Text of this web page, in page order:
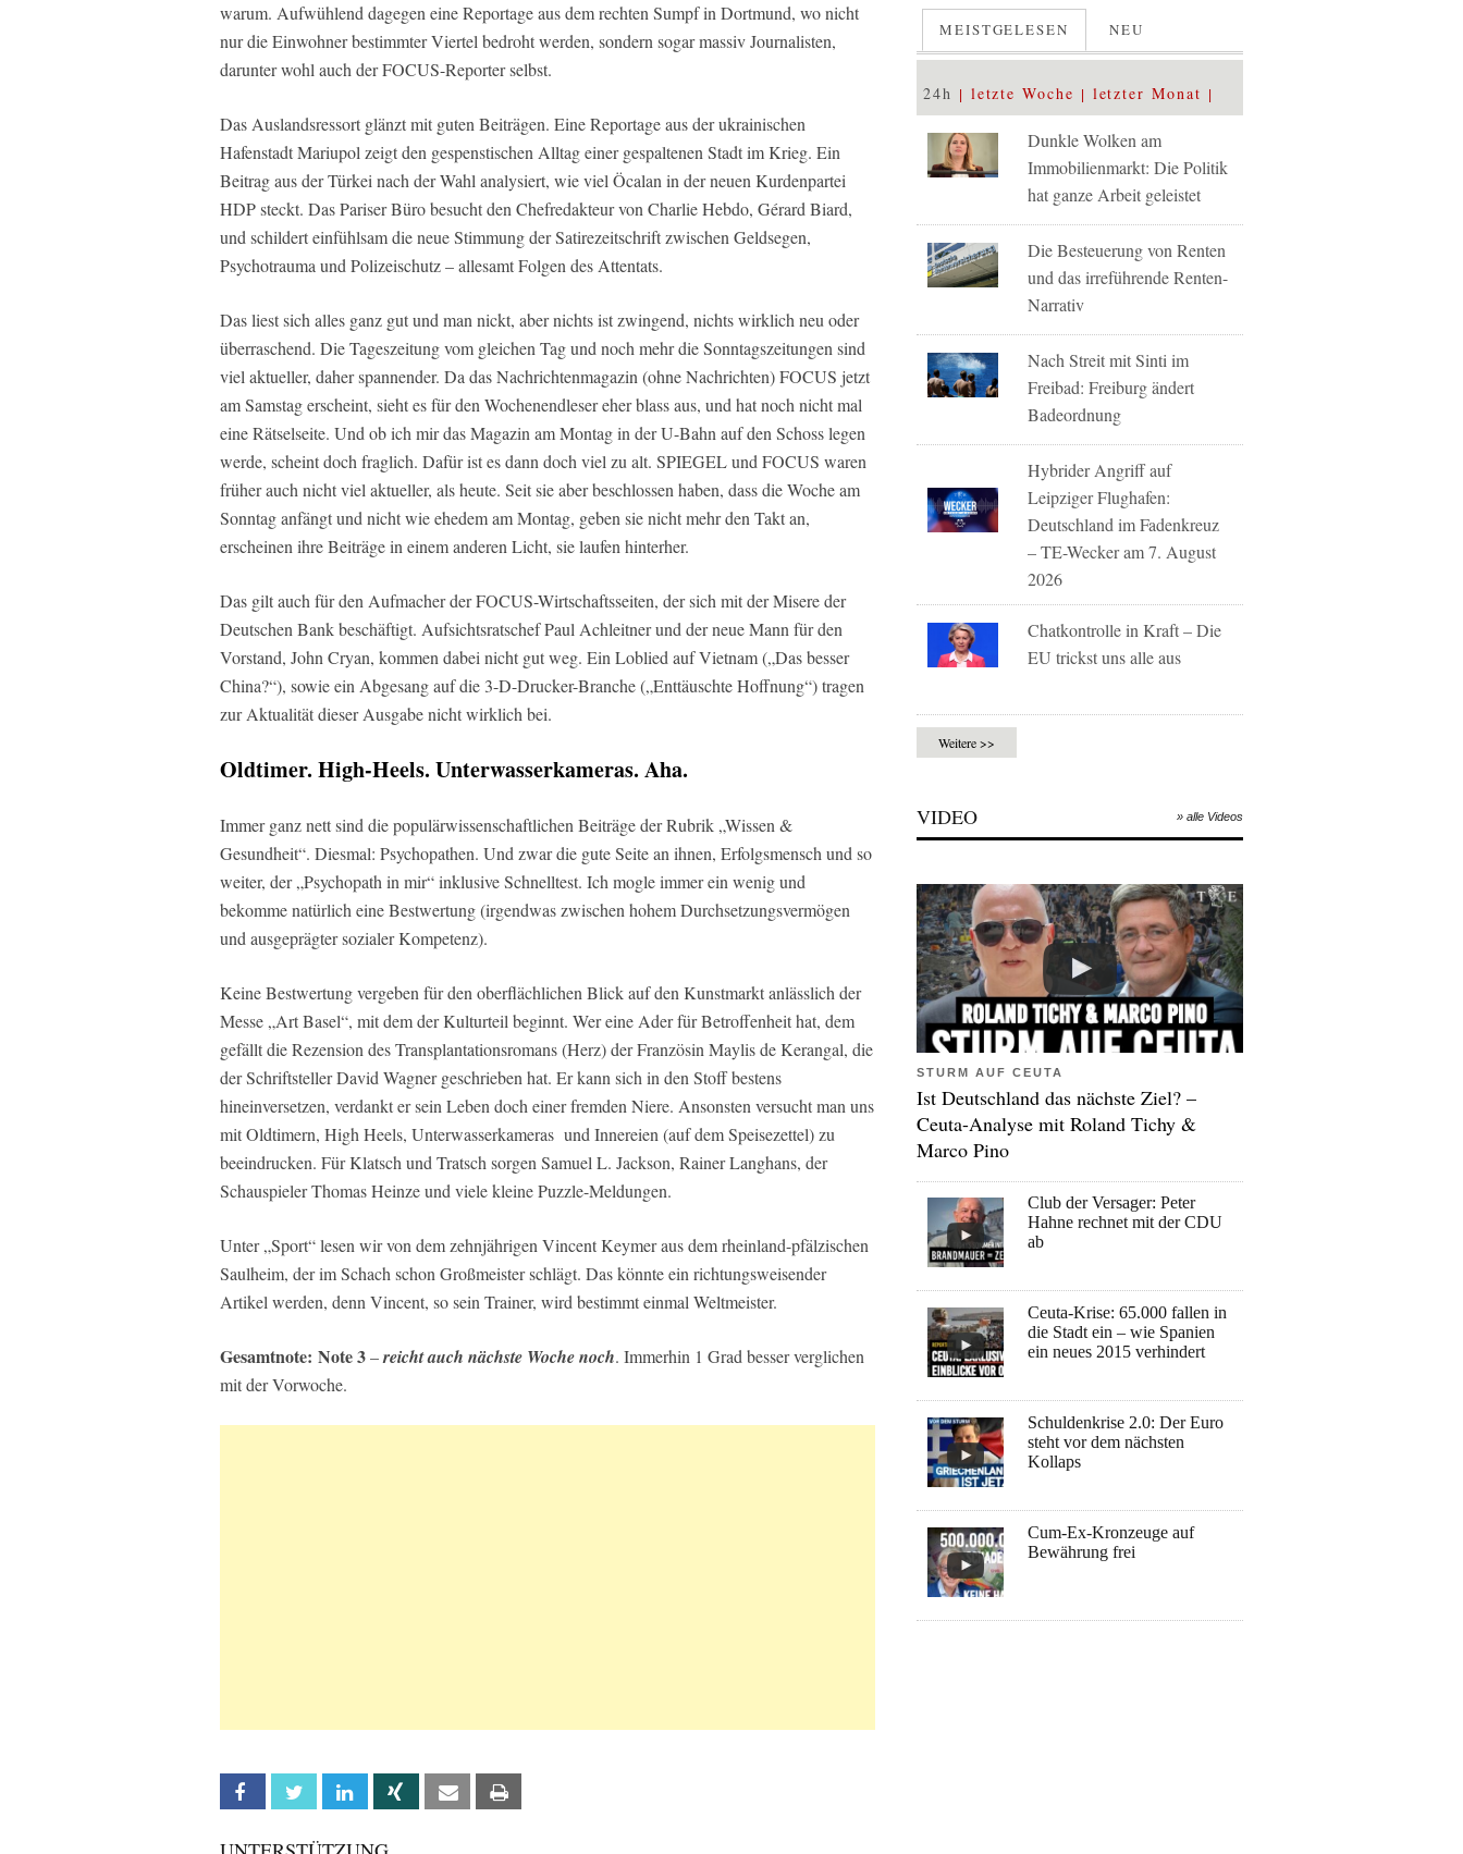
warum. Aufwühlend dagegen eine Reportage aus dem rechten Sumpf in Dortmund, wo nicht
nur die Einwohner bestimmter Viertel bedroht werden, sondern sogar massiv Journalisten,
darunter wohl auch der FOCUS-Reporter selbst.
Das Auslandsressort glänzt mit guten Beiträgen. Eine Reportage aus der ukrainischen
Hafenstadt Mariupol zeigt den gespenstischen Alltag einer gespaltenen Stadt im Krieg. Ein
Beitrag aus der Türkei nach der Wahl analysiert, wie viel Öcalan in der neuen Kurdenpartei
HDP steckt. Das Pariser Büro besucht den Chefredakteur von Charlie Hebdo, Gérard Biard,
und schildert einfühlsam die neue Stimmung der Satirezeitschrift zwischen Geldsegen,
Psychotrauma und Polizeischutz – allesamt Folgen des Attentats.
Das liest sich alles ganz gut und man nickt, aber nichts ist zwingend, nichts wirklich neu oder
überraschend. Die Tageszeitung vom gleichen Tag und noch mehr die Sonntagszeitungen sind
viel aktueller, daher spannender. Da das Nachrichtenmagazin (ohne Nachrichten) FOCUS jetzt
am Samstag erscheint, sieht es für den Wochenendleser eher blass aus, und hat noch nicht mal
eine Rätselseite. Und ob ich mir das Magazin am Montag in der U-Bahn auf den Schoss legen
werde, scheint doch fraglich. Dafür ist es dann doch viel zu alt. SPIEGEL und FOCUS waren
früher auch nicht viel aktueller, als heute. Seit sie aber beschlossen haben, dass die Woche am
Sonntag anfängt und nicht wie ehedem am Montag, geben sie nicht mehr den Takt an,
erscheinen ihre Beiträge in einem anderen Licht, sie laufen hinterher.
Das gilt auch für den Aufmacher der FOCUS-Wirtschaftsseiten, der sich mit der Misere der
Deutschen Bank beschäftigt. Aufsichtsratschef Paul Achleitner und der neue Mann für den
Vorstand, John Cryan, kommen dabei nicht gut weg. Ein Loblied auf Vietnam („Das besser
China?“), sowie ein Abgesang auf die 3-D-Drucker-Branche („Enttäuschte Hoffnung“) tragen
zur Aktualität dieser Ausgabe nicht wirklich bei.
Oldtimer. High-Heels. Unterwasserkameras. Aha.
Immer ganz nett sind die populärwissenschaftlichen Beiträge der Rubrik „Wissen &
Gesundheit“. Diesmal: Psychopathen. Und zwar die gute Seite an ihnen, Erfolgsmensch und so
weiter, der „Psychopath in mir“ inklusive Schnelltest. Ich mogle immer ein wenig und
bekomme natürlich eine Bestwertung (irgendwas zwischen hohem Durchsetzungsvermögen
und ausgeprägter sozialer Kompetenz).
Keine Bestwertung vergeben für den oberflächlichen Blick auf den Kunstmarkt anlässlich der
Messe „Art Basel“, mit dem der Kulturteil beginnt. Wer eine Ader für Betroffenheit hat, dem
gefällt die Rezension des Transplantationsromans (Herz) der Französin Maylis de Kerangal, die
der Schriftsteller David Wagner geschrieben hat. Er kann sich in den Stoff bestens
hineinversetzen, verdankt er sein Leben doch einer fremden Niere. Ansonsten versucht man uns
mit Oldtimern, High Heels, Unterwasserkameras und Innereien (auf dem Speisezettel) zu
beeindrucken. Für Klatsch und Tratsch sorgen Samuel L. Jackson, Rainer Langhans, der
Schauspieler Thomas Heinze und viele kleine Puzzle-Meldungen.
Unter „Sport“ lesen wir von dem zehnjährigen Vincent Keymer aus dem rheinland-pfälzischen
Saulheim, der im Schach schon Großmeister schlägt. Das könnte ein richtungsweisender
Artikel werden, denn Vincent, so sein Trainer, wird bestimmt einmal Weltmeister.
Gesamtnote: Note 3–reicht auch nächste Woche noch. Immerhin 1 Grad besser verglichen
mit der Vorwoche.
Facebook Twitter Linkedin Xing Email
MEISTGELESEN NEU
24h letzte Woche letzter Monat
Dunkle Wolken am
Immobilienmarkt: Die Politik
hat ganze Arbeit geleistet
Die Besteuerung von Renten
und das irreführende Renten-
Narrativ
Nach Streit mit Sinti im
Freibad: Freiburg ändert
Badeordnung
Hybrider Angriff auf
Leipziger Flughafen:
Deutschland im Fadenkreuz
– TE-Wecker am 7. August
2026
Chatkontrolle in Kraft – Die
EU trickst uns alle aus
Weitere >>
VIDEO » alle Videos
STURM AUF CEUTA
Ist Deutschland das nächste Ziel? –
Ceuta-Analyse mit Roland Tichy &
Marco Pino
Club der Versager: Peter
Hahne rechnet mit der CDU
ab
Ceuta-Krise: 65.000 fallen in
die Stadt ein – wie Spanien
ein neues 2015 verhindert
Schuldenkrise 2.0: Der Euro
steht vor dem nächsten
Kollaps
Cum-Ex-Kronzeuge auf
Bewährung frei